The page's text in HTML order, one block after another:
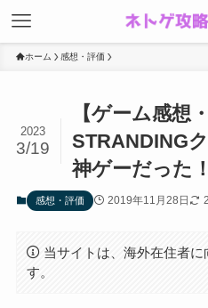
ホーム 感想・評価
【ゲーム感想
STRANDING
神ゲーだった！
2023
3/19
感想・評価 2019年11月28日
当サイトは、海外在住者
す。